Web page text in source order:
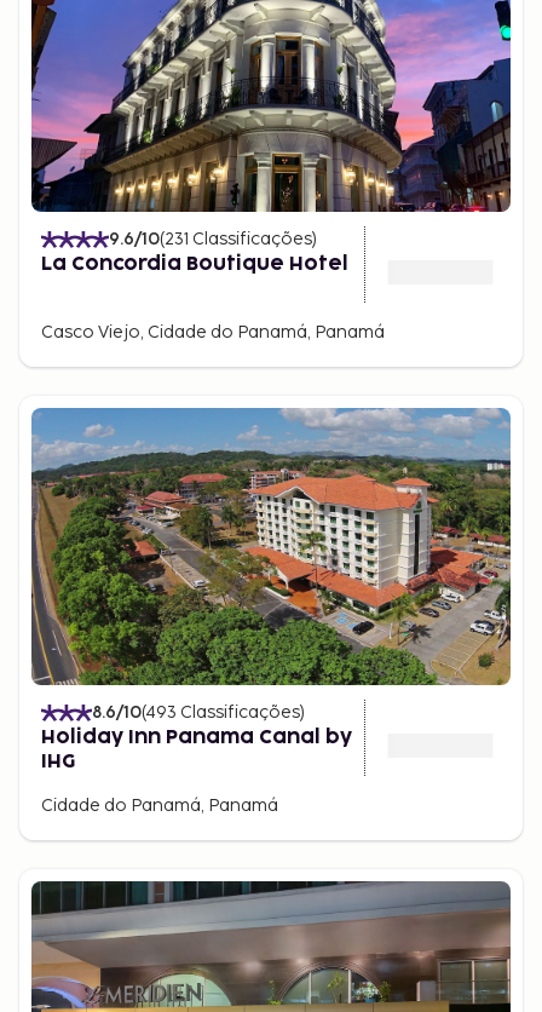
9.6/10(231 Classificações)
La Concordia Boutique Hotel
Casco Viejo, Cidade do Panamá, Panamá
8.6/10(493 Classificações)
Holiday Inn Panama Canal by
IHG
Cidade do Panamá, Panamá